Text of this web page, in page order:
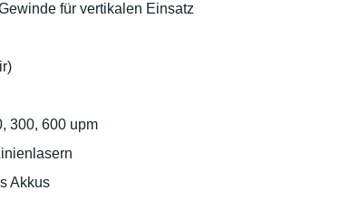
für vertikalen Einsatz
300, 600 upm
Akkus